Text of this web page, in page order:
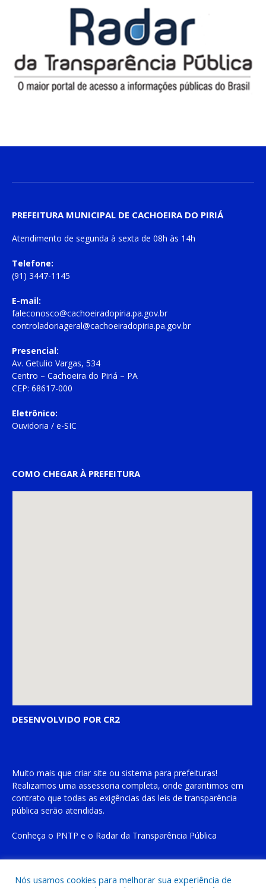
PREFEITURA MUNICIPAL DE CACHOEIRA DO PIRIÁ
Atendimento de segunda à sexta de 08h às 14h
Telefone:
(91) 3447-1145
E-mail:
faleconosco@cachoeiradopiria.pa.gov.br
controladoriageral@cachoeiradopiria.pa.gov.br
Presencial:
Av. Getulio Vargas, 534
Centro – Cachoeira do Piriá – PA
CEP: 68617-000
Eletrônico:
Ouvidoria / e-SIC
COMO CHEGAR À PREFEITURA
DESENVOLVIDO POR CR2
Muito mais que criar site ou sistema para prefeituras!
Realizamos uma assessoria completa, onde garantimos em
contrato que todas as exigências das leis de transparência
pública serão atendidas.
Conheça o PNTP e o Radar da Transparência Pública
Nós usamos cookies para melhorar sua experiência de